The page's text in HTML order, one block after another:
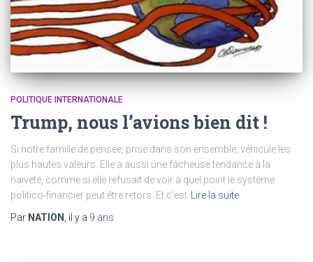
POLITIQUE INTERNATIONALE
Trump, nous l’avions bien dit !
Si notre famille de pensée, prise dans son ensemble, véhicule les
plus hautes valeurs. Elle a aussi une fâcheuse tendance à la
naïveté, comme si elle refusait de voir à quel point le système
politico-financier peut être retors. Et c’est
Lire la suite
Par NATION , il y a 9 ans